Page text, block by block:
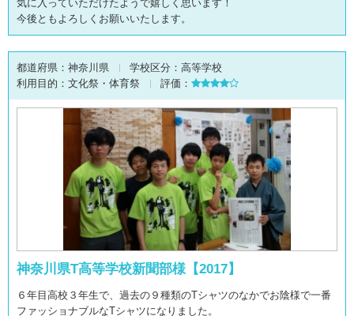
気に入っていただけたようで嬉しく思います！
今後ともよろしくお願いいたします。
都道府県： 神奈川県 学校区分： 高等学校
利用目的： 文化祭・体育祭 評価：
神奈川県T高等学校新聞部様【2017】
６年目高校３年生で、過去の９種類のTシャツのなかでお陰様で一番
ファッショナブルなTシャツになりました。